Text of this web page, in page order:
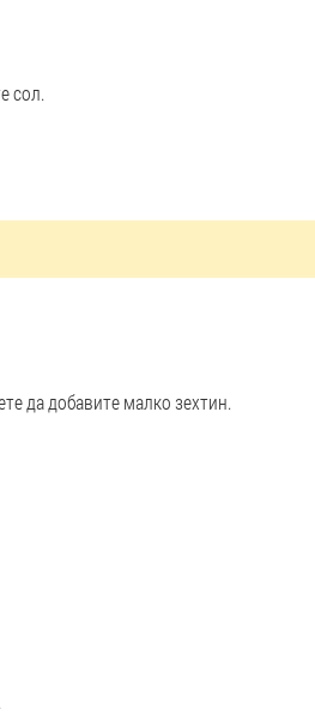
сол.
да добавите малко зехтин.